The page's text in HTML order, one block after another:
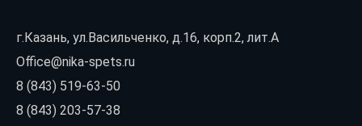
г.Казань, ул.Васильченко, д.16, корп.2, лит.А
Office@nika-spets.ru
8 (843) 519-63-50
8 (843) 203-57-38